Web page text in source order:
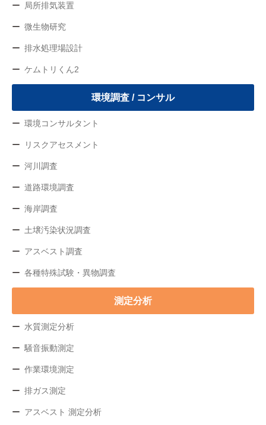
局所排気装置
微生物研究
排水処理場設計
ケムトリくん2
環境調査 / コンサル
環境コンサルタント
リスクアセスメント
河川調査
道路環境調査
海岸調査
土壌汚染状況調査
アスベスト調査
各種特殊試験・異物調査
測定分析
水質測定分析
騒音振動測定
作業環境測定
排ガス測定
アスベスト 測定分析